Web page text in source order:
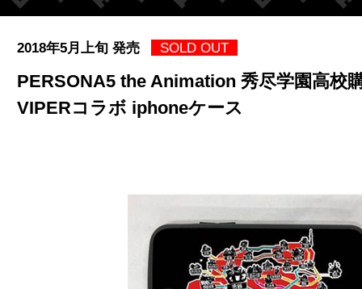
2018年5月上旬 発売 SOLD OUT
PERSONA5 the Animation 秀尽学園高校
VIPERコラボ iphoneケース